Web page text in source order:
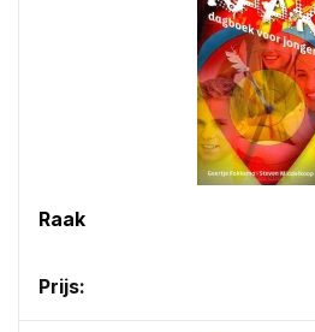
Raak
Prijs: